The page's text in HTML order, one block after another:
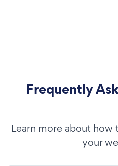
Frequently
Learn more about how
your